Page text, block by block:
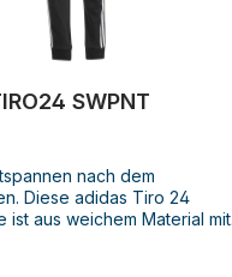
SWPNT
nach dem
Diese adidas Tiro 24
ist aus weichem Material mit
für ein Plus an Komfort. In